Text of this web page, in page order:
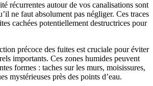
récurrentes autour de vos canalisations sont
ne faut absolument pas négliger. Ces traces
cachées potentiellement destructrices pour
précoce des fuites est cruciale pour éviter
importants. Ces zones humides peuvent
formes : taches sur les murs, moisissures,
mystérieuses près des points d’eau.